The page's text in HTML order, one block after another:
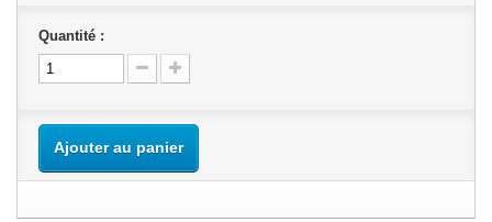
Quantité :
Ajouter au panier